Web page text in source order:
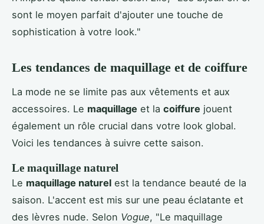
sont le moyen parfait d'ajouter une touche de
sophistication à votre look."
Les tendances de maquillage et de coiffure
La mode ne se limite pas aux vêtements et aux
accessoires. Le maquillage et la coiffure jouent
également un rôle crucial dans votre look global.
Voici les tendances à suivre cette saison.
Le maquillage naturel
Le maquillage naturel est la tendance beauté de la
saison. L'accent est mis sur une peau éclatante et
des lèvres nude. Selon Vogue, "Le maquillage